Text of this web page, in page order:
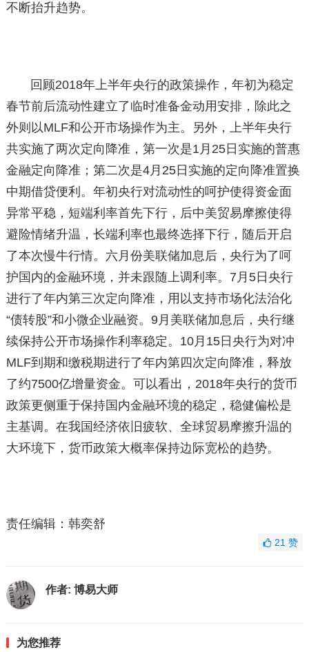
不断抬升趋势。
回顾2018年上半年央行的政策操作，年初为稳定
春节前后流动性建立了临时准备金动用安排，除此之
外则以MLF和公开市场操作为主。另外，上半年央行
共实施了两次定向降准，第一次是1月25日实施的普惠
金融定向降准；第二次是4月25日实施的定向降准置换
中期借贷便利。年初央行对流动性的呵护使得资金面
异常平稳，短端利率首先下行，后中美贸易摩擦使得
避险情绪升温，长端利率也最终选择下行，随后开启
了本次慢牛行情。六月份美联储加息后，央行为了呵
护国内的金融环境，并未跟随上调利率。7月5日央行
进行了年内第三次定向降准，用以支持市场化法治化
“债转股”和小微企业融资。9月美联储加息后，央行继
续保持公开市场操作利率稳定。10月15日央行为对冲
MLF到期和缴税期进行了年内第四次定向降准，释放
了约7500亿增量资金。可以看出，2018年央行的货币
政策更侧重于保持国内金融环境的稳定，稳健偏松是
主基调。在我国经济依旧疲软、全球贸易摩擦升温的
大环境下，货币政策大概率保持边际宽松的趋势。
责任编辑：韩奕舒
21赞
作者: 博易大师
为您推荐